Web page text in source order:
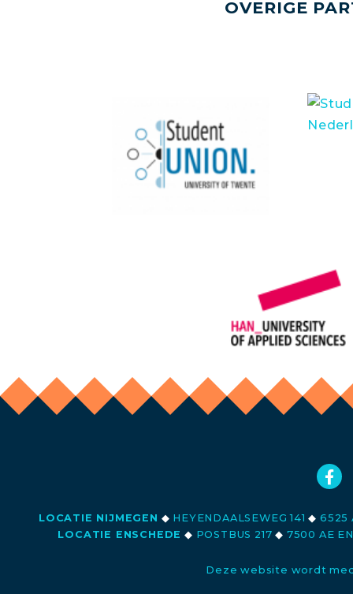
OVERIGE
LOCATIE NIJMEGEN ◆ HEYENDAALSEWEG 141◆ 6525
LOCATIE ENSCHEDE ◆ POSTBUS 217◆ 7500 AE
Deze website wordt